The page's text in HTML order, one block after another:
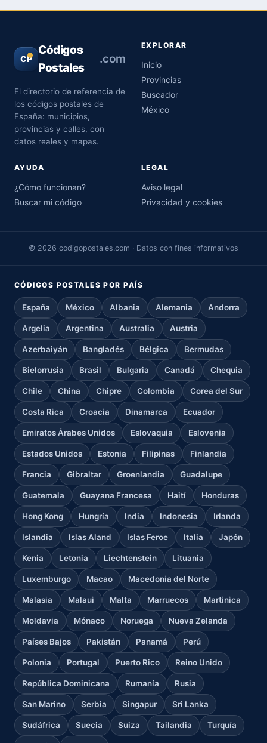
CP
Códigos
Postales
.com
El directorio de referencia de
los códigos postales de
España: municipios,
provincias y calles, con
datos reales y mapas.
EXPLORAR
Inicio
Provincias
Buscador
México
AYUDA
¿Cómo funcionan?
Buscar mi código
LEGAL
Aviso legal
Privacidad y cookies
© 2026 codigopostales.com · Datos con fines informativos
CÓDIGOS POSTALES POR PAÍS
España México Albania Alemania Andorra
Argelia Argentina Australia Austria
Azerbaiyán Bangladés Bélgica Bermudas
Bielorrusia Brasil Bulgaria Canadá Chequia
Chile China Chipre Colombia Corea del Sur
Costa Rica Croacia Dinamarca Ecuador
Emiratos Árabes Unidos Eslovaquia Eslovenia
Estados Unidos Estonia Filipinas Finlandia
Francia Gibraltar Groenlandia Guadalupe
Guatemala Guayana Francesa Haití Honduras
Hong Kong Hungría India Indonesia Irlanda
Islandia Islas Aland Islas Feroe Italia Japón
Kenia Letonia Liechtenstein Lituania
Luxemburgo Macao Macedonia del Norte
Malasia Malaui Malta Marruecos Martinica
Moldavia Mónaco Noruega Nueva Zelanda
Países Bajos Pakistán Panamá Perú
Polonia Portugal Puerto Rico Reino Unido
República Dominicana Rumanía Rusia
San Marino Serbia Singapur Sri Lanka
Sudáfrica Suecia Suiza Tailandia Turquía